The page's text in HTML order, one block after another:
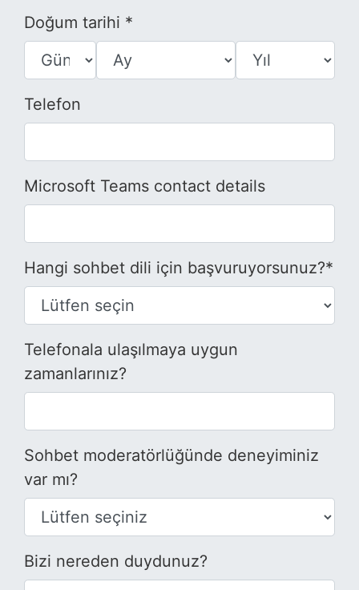
Doğum tarihi *
Telefon
Microsoft Teams contact details
Hangi sohbet dili için başvuruyorsunuz?*
Telefonala ulaşılmaya uygun
zamanlarınız?
Sohbet moderatörlüğünde deneyiminiz
var mı?
Bizi nereden duydunuz?